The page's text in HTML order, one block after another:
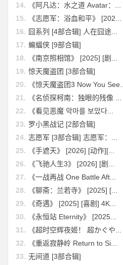
14.
《阿凡达：水之道 Avatar：...
15.
《志愿军：浴血和平》 [202...
16. 囧系列 [4部合辑] 人在囧途...
17. 蝙蝠侠 [9部合辑]
18.
《南京照相馆》 [2025] [剧...
19. 惊天魔盗团 [3部合辑]
20.
《惊天魔盗团3 Now You See...
21.
《名侦探柯南：独眼的残像 ...
22.
《看见恶魔 악마를 보았다...
23. 罗小黑战记 [2部合辑]
24. 志愿军 [3部合辑] 志愿军：...
25.
《手遮天》 [2026] [动作][...
26.
《飞驰人生3》 [2026] [剧...
27.
《一战再战 One Battle Aft...
28.
《聊斋：兰若寺》 [2025] [...
29.
《奇遇》 [2025] [喜剧] 4K...
30.
《永恒站 Eternity》 [2025...
31.
《超时空辉夜姬！ 超かぐや...
32.
《重返寂静岭 Return to Si...
33. 无间道 [3部合辑]